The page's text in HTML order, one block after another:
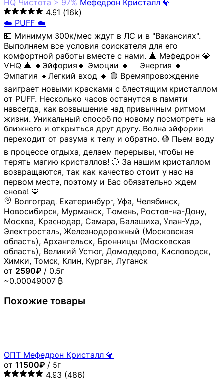
навсегда, как возвышение над привычным ритмом
жизни. Уникальный способ по новому посмотреть на
ближнего и открыться друг другу. Волна эйфории
переходит от разума к телу и обратно. 🟡 Пьем воду
в процессе отдыха, делаем перерывы, чтобы не
терять магию кристаллов! 🔴 За нашим кристаллом
возвращаются, так как качество стоит у нас на
первом месте, поэтому и Вас обязательно ждем
снова! 🧡
Волгоград, Екатеринбург, Уфа, Челябинск,
Новосибирск, Мурманск, Тюмень, Ростов-на-Дону,
Москва, Краснодар, Самара, Балашиха, Улан-Удэ,
Электросталь, Железнодорожный (Московская
область), Архангельск, Бронницы (Московская
область), Великий Устюг, Домодедово, Кисловодск,
Химки, Томск, Клин, Курган, Луганск
от2590₽/ 0.5г
~0.00049007 ₿
Похожие товары
ОПТ Мефедрон Кристалл 💎
от11500₽/ 5г
4.93(486)
💎 Мефедрон Кристалл 💎 SALE
от 1290₽/ 0.5г
5.00
ОПТ Мефедрон Кристалл 💎 ЛЕТО-ОСЕНЬ
от3090₽/ 1г
4.81 (1.8k)